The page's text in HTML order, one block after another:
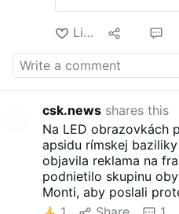
che
al
Like
csk.news shares this
Na LED obrazovkách
apsidu rímskej
objavila reklama na
podnietilo skupinu
Monti, aby poslali
Rolandovi